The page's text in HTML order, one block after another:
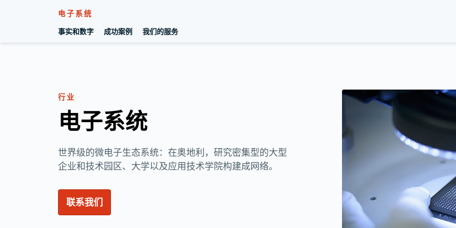
电子系统
事实和数字
成功案例 我们的服务
行业
电子系统
世界级的微电子生态系统：在奥地利，研究密集型的大型
企业和技术园区、大学以及应用技术学院构建成网络。
联系我们